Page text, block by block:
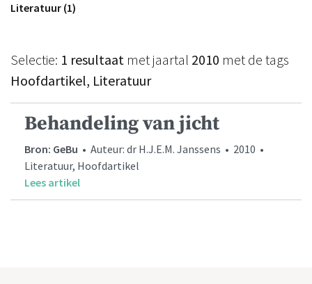
Literatuur (1)
Selectie: 1 resultaat met jaartal 2010 met de tags
Hoofdartikel, Literatuur
Behandeling van jicht
Bron: GeBu • Auteur: dr H.J.E.M. Janssens • 2010 •
Literatuur, Hoofdartikel
Lees artikel